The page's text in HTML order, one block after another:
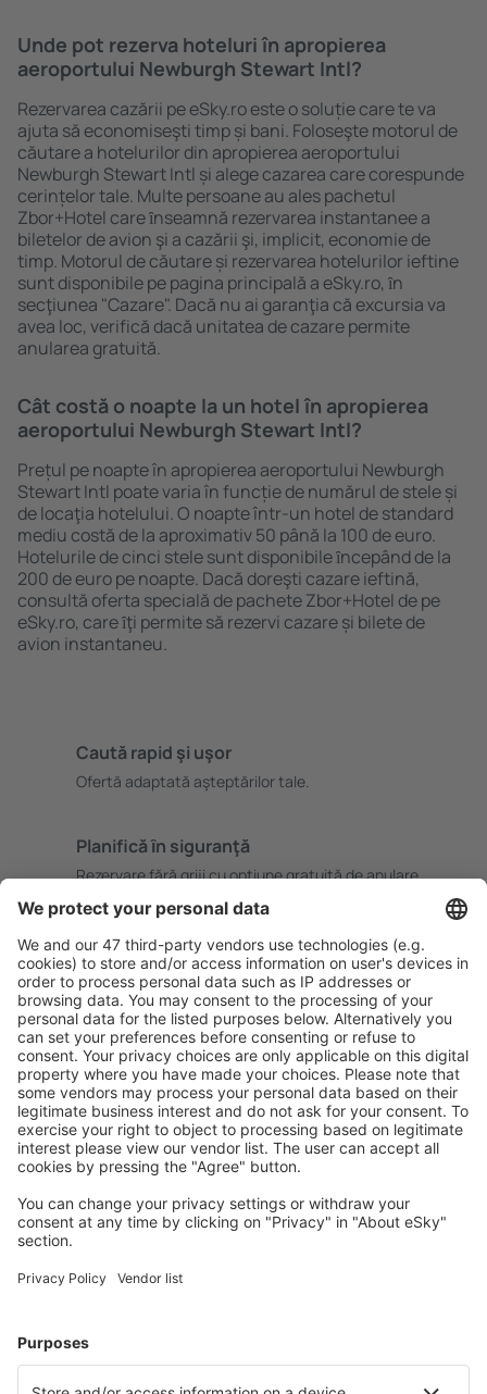
Unde pot rezerva hoteluri în apropierea
aeroportului Newburgh Stewart Intl?
Rezervarea cazării pe eSky.ro este o soluție care te va
ajuta să economiseşti timp și bani. Foloseşte motorul de
căutare a hotelurilor din apropierea aeroportului
Newburgh Stewart Intl și alege cazarea care corespunde
cerințelor tale. Multe persoane au ales pachetul
Zbor+Hotel care ȋnseamnă rezervarea instantanee a
biletelor de avion şi a cazării şi, implicit, economie de
timp. Motorul de căutare și rezervarea hotelurilor ieftine
sunt disponibile pe pagina principală a eSky.ro, ȋn
secţiunea "Cazare". Dacă nu ai garanţia că excursia va
avea loc, verifică dacă unitatea de cazare permite
anularea gratuită.
Cât costă o noapte la un hotel în apropierea
aeroportului Newburgh Stewart Intl?
Prețul pe noapte în apropierea aeroportului Newburgh
Stewart Intl poate varia în funcție de numărul de stele și
de locaţia hotelului. O noapte într-un hotel de standard
mediu costă de la aproximativ 50 până la 100 de euro.
Hotelurile de cinci stele sunt disponibile ȋncepând de la
200 de euro pe noapte. Dacă doreşti cazare ieftină,
consultă oferta specială de pachete Zbor+Hotel de pe
eSky.ro, care ȋţi permite să rezervi cazare și bilete de
avion instantaneu.
Caută rapid şi uşor
Ofertă adaptată aşteptărilor tale.
Planifică ȋn siguranţă
Rezervare fără griji cu opțiune gratuită de anulare.
Economiseşte mai mult
Prețuri atractive și oferte speciale pentru utilizatorii
conectați.
Cazarea preferată
Alege din peste 1,3 mil. de opţiuni: hoteluri, cabane,
apartamente și altele.
Cele mai căutate hoteluri de către utilizatorii eSky
Hoteluri în Statele Unite ale Americii - Orașe populare
Hoteluri în Panama City Beach